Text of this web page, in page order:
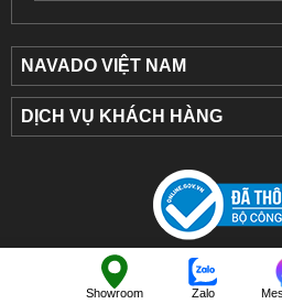
NAVADO VIỆT NAM
DỊCH VỤ KHÁCH HÀNG
NAVADO All
Showroom Zalo